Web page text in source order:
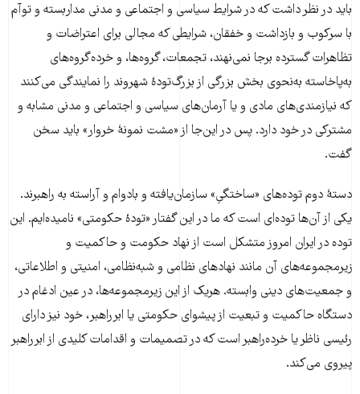
باید در نظر داشت که در شرایط سیاسی و اجتماعی و مدنی مداربسته و توآم
با سرکوب و بازداشت و خفقان، شرایطی که مجالی برای اعتراضات و
تظاهرات گسترده برجا نمی‌نهند، تجمعات، گروه‌ها، و خرده‌گروه‌های
به‌پاخاسته به‌نحوی بخش بزرگی از بزرگ‌تودۀ شهروند را نمایندگی می‌کنند
که نیازمندی‌های مادی و یا آرمان‌های سیاسی و اجتماعی و مدنی مشابه و
مشترکی در خود دارد. پس در این‌جا از «مشت نمونۀ خروار» باید سخن
گفت.
دستۀ دوم توده‌های «ساختگیِ» سازمان‌یافته و بادوام و آراسته به راهبرند.
یکی از آن‌ها توده‌ای است که ما در این گفتار «تودۀ حکومتی» نامیده‌ایم. این
توده در ایران امروز متشکل است از نهاد حکومت و حاکمیت و
زیرمجموعه‌های آن مانند نهادهای نظامی و شبه‌نظامی، امنیتی و اطلاعاتی،
و جمعیت‌های دینی وابسته. هریک از این زیرمجموعه‌ها، در عین ادغام در
دستگاه حاکمیت و تبعیت از پیشوای حکومتی یا ابرراهبر، خود نیز دارای
رئیسی ناظر یا خرده‌راهبر است که در تصمیمات و اقدامات کلیدی از ابرراهبر
پیروی می‌کند.